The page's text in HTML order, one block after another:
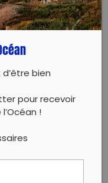
île
de
Facebook
bien
pour recevoir
!